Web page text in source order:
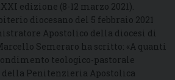
edizione (8-12 marzo 2021).
diocesano del 5 febbraio 2021
Apostolico della diocesi di
Semeraro ha scritto: «A quanti
teologico-pastorale
Penitenzieria Apostolica